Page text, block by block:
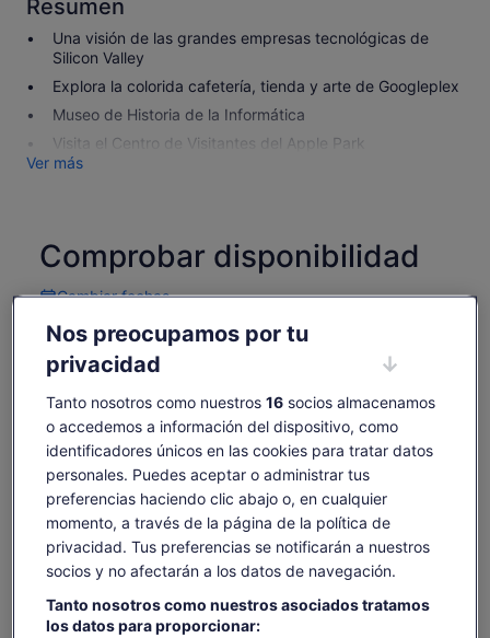
Resumen
Una visión de las grandes empresas tecnológicas de
Silicon Valley
Explora la colorida cafetería, tienda y arte de Googleplex
Museo de Historia de la Informática
Visita el Centro de Visitantes del Apple Park
Ver más
Comprobar disponibilidad
Cambiar fechas
fechas
jue., 6 ago. vie., 7 ago.
-
sáb., 8 ago.
El
precio
es
de
160 €
por
adulto
160 €
incluye tasas e impuestos
por adulto
Ver entradas
Es posible que el contenido de esta página se haya
traducido automáticamente.
Ver texto original (inglés)
Opinar sobre esta traducciónSe
abre
en
una
pestaña
nueva
Qué incluye y qué no
Visita guiada a Silicon Valley
Entrada al Museo de Historia de la Informática
Hay transporte de ida y vuelta disponible desde 2
Nos preocupamos por tu
privacidad
Tanto nosotros como nuestros 16socios almacenamos
o accedemos a información del dispositivo, como
identificadores únicos en las cookies para tratar datos
personales. Puedes aceptar o administrar tus
preferencias haciendo clic abajo o, en cualquier
momento, a través de la página de la política de
privacidad. Tus preferencias se notificarán a nuestros
socios y no afectarán a los datos de navegación.
Tanto nosotros como nuestros asociados tratamos
los datos para proporcionar: